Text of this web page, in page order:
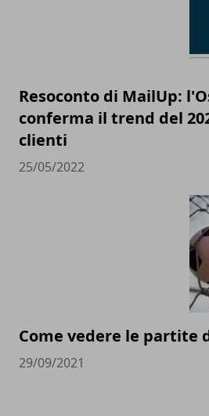
Resoconto di MailUp:
conferma il trend del
clienti
25/05/2022
Come vedere le partite
29/09/2021